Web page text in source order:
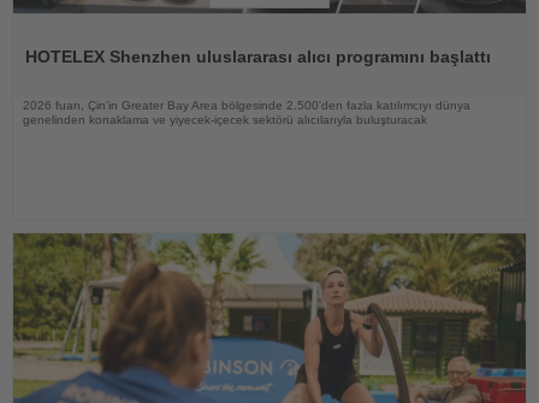
HOTELEX Shenzhen uluslararası alıcı programını başlattı
2026 fuarı, Çin'in Greater Bay Area bölgesinde 2.500'den fazla katılımcıyı dünya
genelinden konaklama ve yiyecek-içecek sektörü alıcılarıyla buluşturacak